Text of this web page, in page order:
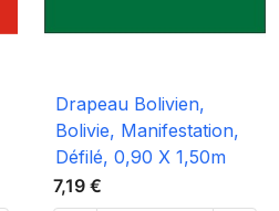
Drapeau Bolivien,
Bolivie, Manifestation,
Défilé, 0,90 X 1,50m
7,19 €